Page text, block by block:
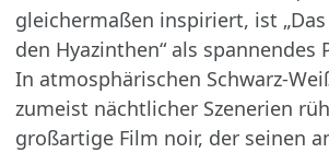
gleichermaßen inspiriert, ist
den Hyazinthen“ als spannendes
In atmosphärischen Schwarz-
zumeist nächtlicher Szenerien
großartige Film noir, der seinen